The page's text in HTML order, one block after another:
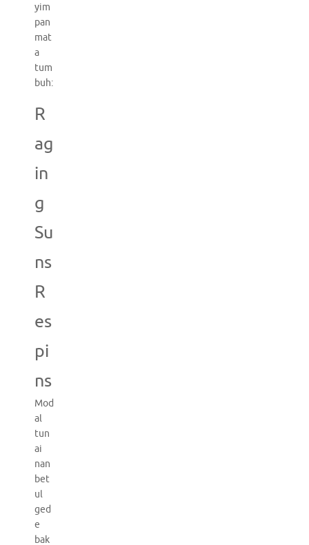
yim
pan
mat
a
tum
buh:
R
ag
in
g
Su
ns
R
es
pi
ns
Mod
al
tun
ai
nan
bet
ul
ged
e
bak